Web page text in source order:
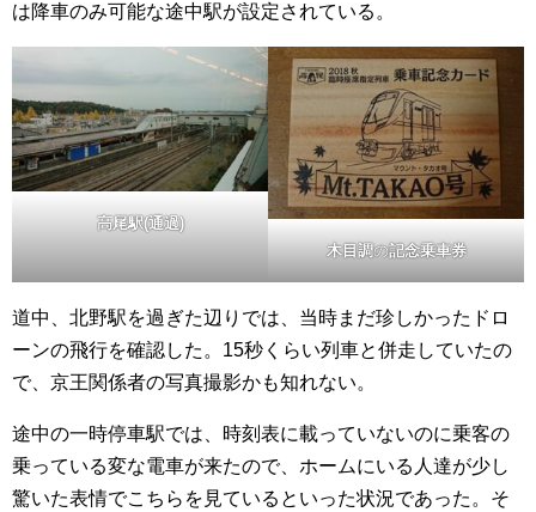
は降車のみ可能な途中駅が設定されている。
高尾駅(通過)
木目調の記念乗車券
道中、北野駅を過ぎた辺りでは、当時まだ珍しかったドロ
ーンの飛行を確認した。15秒くらい列車と併走していたの
で、京王関係者の写真撮影かも知れない。
途中の一時停車駅では、時刻表に載っていないのに乗客の
乗っている変な電車が来たので、ホームにいる人達が少し
驚いた表情でこちらを見ているといった状況であった。そ